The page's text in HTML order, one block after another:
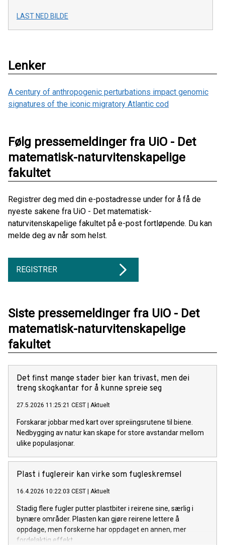
LAST NED BILDE
Lenker
A century of anthropogenic perturbations impact genomic
signatures of the iconic migratory Atlantic cod
Følg pressemeldinger fra UiO - Det
matematisk-naturvitenskapelige
fakultet
Registrer deg med din e-postadresse under for å få de
nyeste sakene fra UiO - Det matematisk-
naturvitenskapelige fakultet på e-post fortløpende. Du kan
melde deg av når som helst.
REGISTRER
Siste pressemeldinger fra UiO - Det
matematisk-naturvitenskapelige
fakultet
Det finst mange stader bier kan trivast, men dei
treng skogkantar for å kunne spreie seg
27.5.2026 11:25:21 CEST Aktuelt
Forskarar jobbar med kart over spreiingsrutene til biene.
Nedbygging av natur kan skape for store avstandar mellom
ulike populasjonar.
Plast i fuglereir kan virke som fugleskremsel
16.4.2026 10:22:03 CEST Aktuelt
Stadig flere fugler putter plastbiter i reirene sine, særlig i
bynære områder. Plasten kan gjøre reirene lettere å
oppdage, men forskerne har oppdaget en annen, mer
fordelaktig effekt.